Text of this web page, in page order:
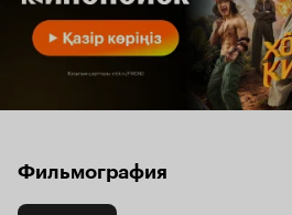
Фильмография